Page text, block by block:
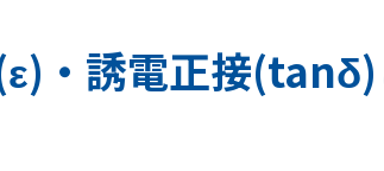
誘電正接(tanδ)